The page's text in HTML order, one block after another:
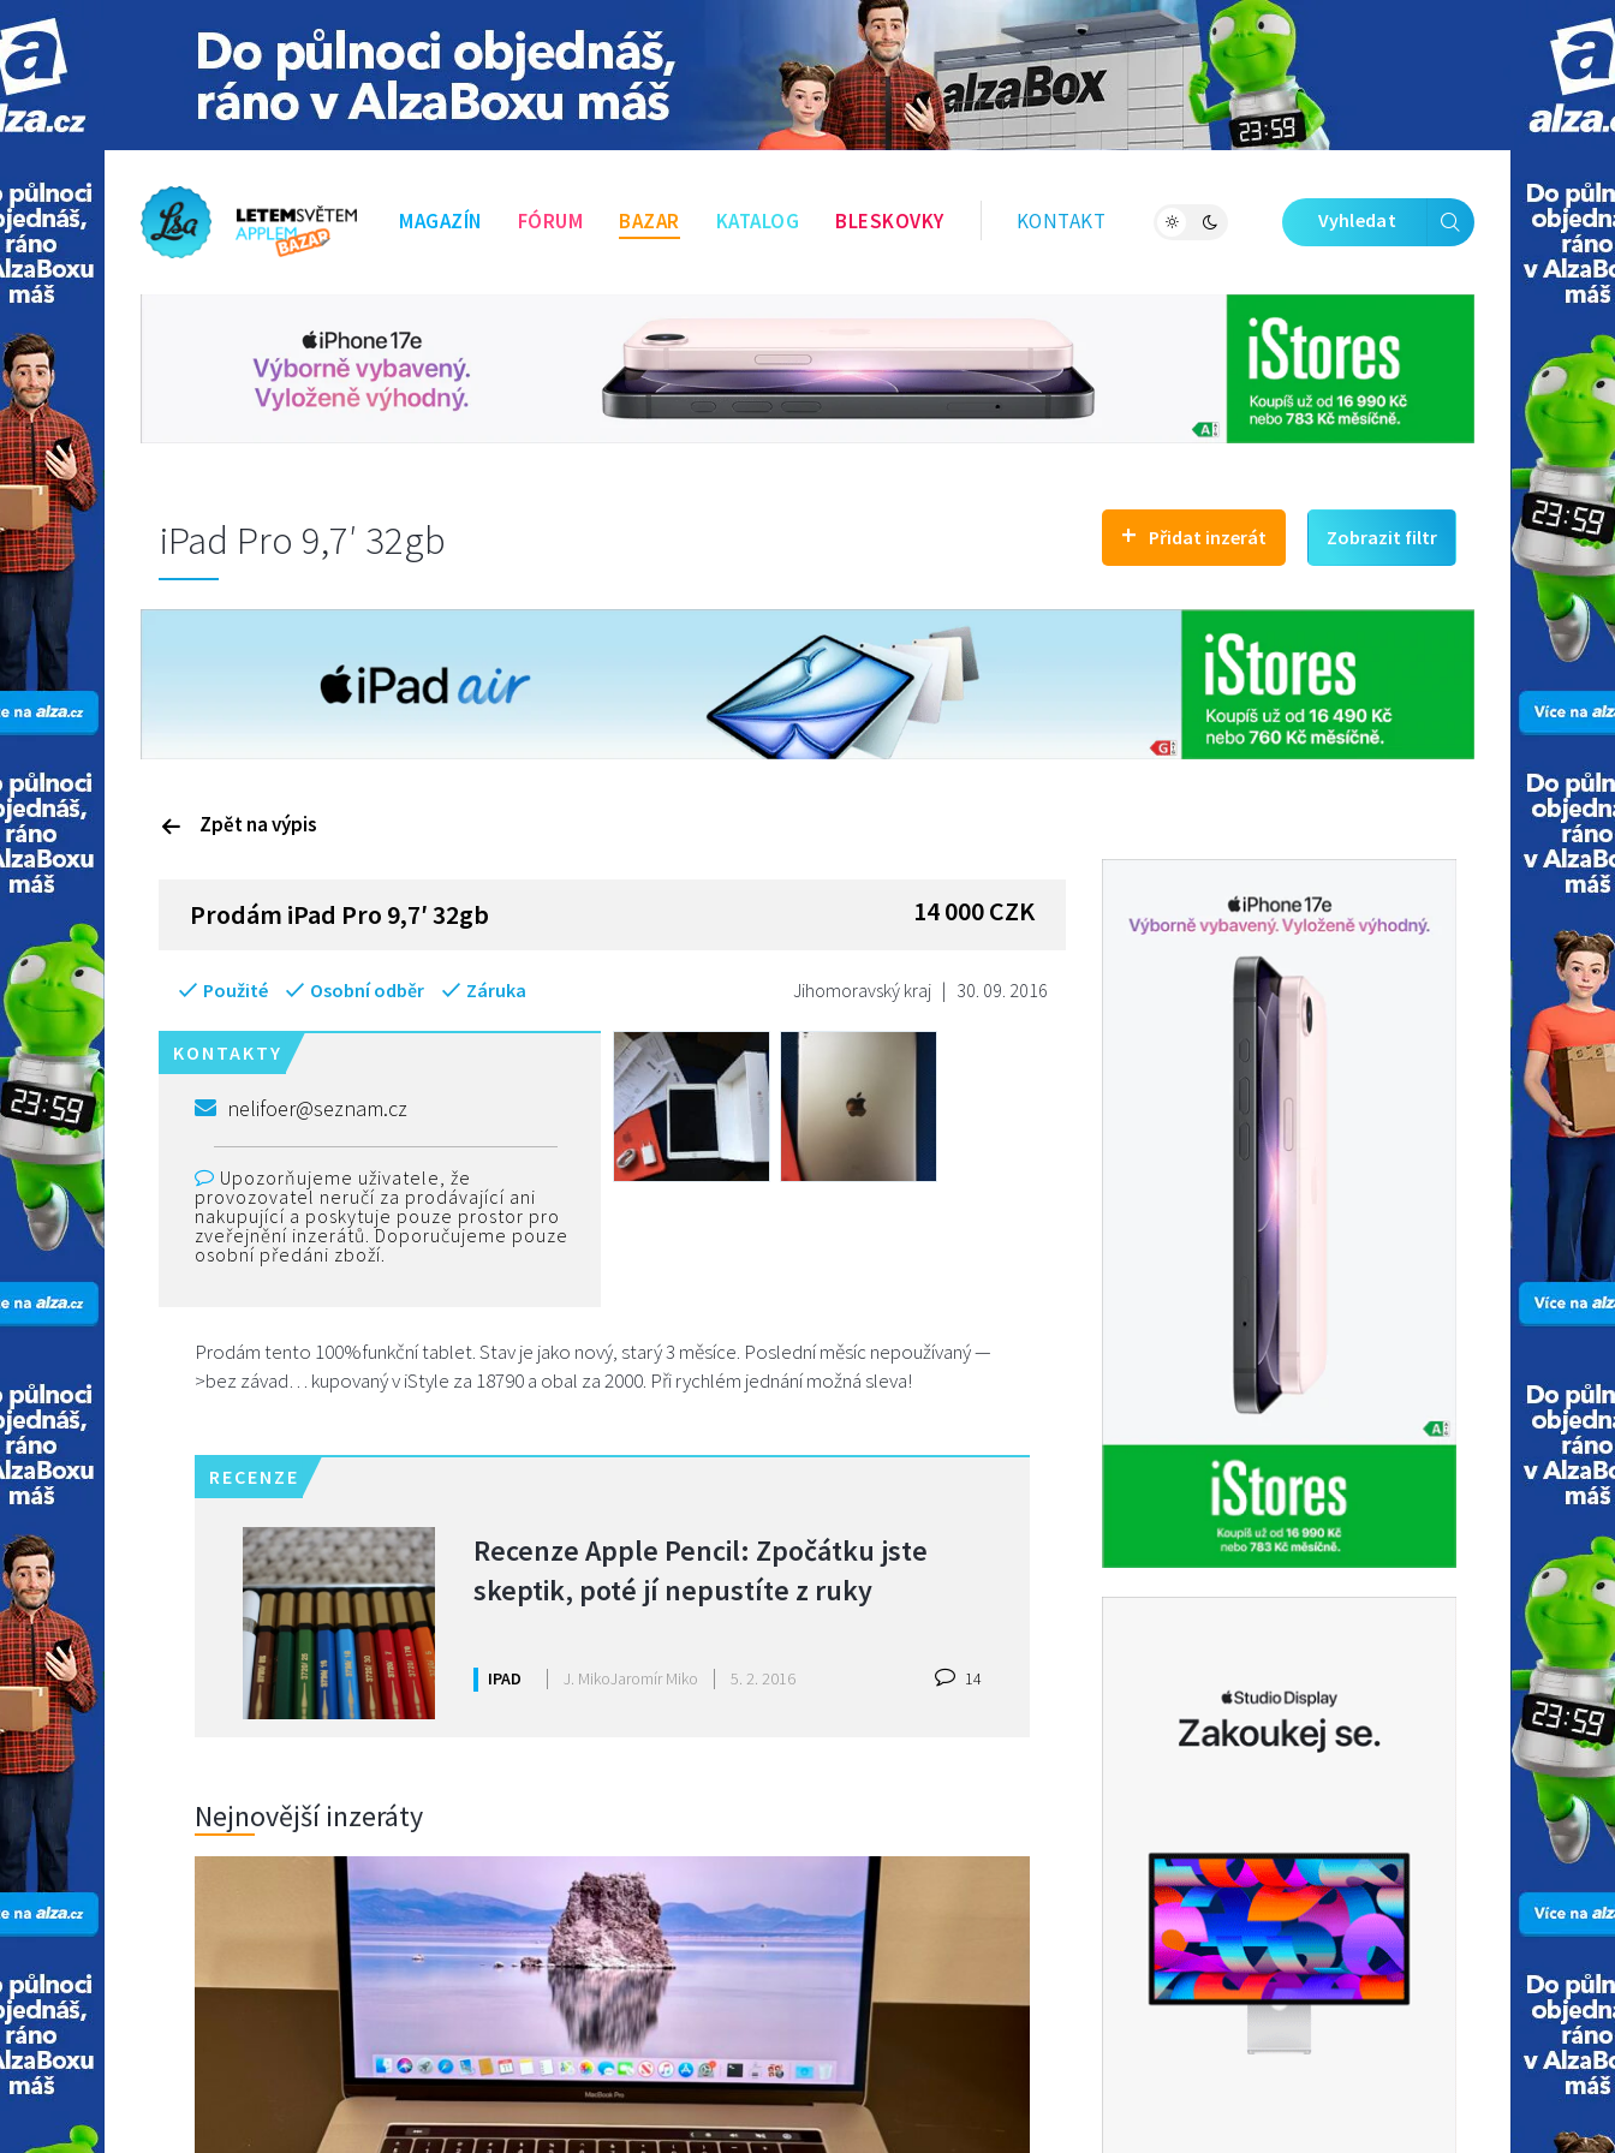
MAGAZÍN FÓRUM BAZAR KATALOG BLESKOVKY KONTAKT Vyhledat
iPad Pro 9,7′ 32gb + Přidat inzerát Zobrazit filtr
Zpět na výpis
Prodám iPad Pro 9,7′ 32gb 14 000CZK
Jihomoravský kraj | 30. 09. 2016
Použité Osobní odběr Záruka
KONTAKTY
nelifoer@seznam.cz
Upozorňujeme uživatele, že
provozovatel neručí za prodávající ani
nakupující a poskytuje pouze prostor pro
zveřejnění inzerátů. Doporučujeme pouze
osobní předáni zboží.
Prodám tento 100%funkční tablet. Stav je jako nový, starý 3 měsíce. Poslední měsíc nepoužívaný —
>bez závad… kupovaný v iStyle za 18790 a obal za 2000. Při rychlém jednání možná sleva!
RECENZE
Recenze Apple Pencil: Zpočátku jste
skeptik, poté jí nepustíte z ruky
IPAD J. MikoJaromír Miko 5. 2. 2016 14
Nejnovější inzeráty
Zavřít galerii